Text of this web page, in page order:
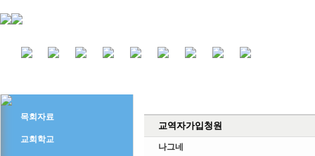
목회자료
교회학교
교역자가입청원
나그네